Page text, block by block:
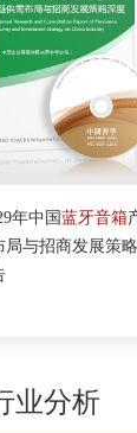
国蓝牙音箱产业
招商发展策略深度
业分析